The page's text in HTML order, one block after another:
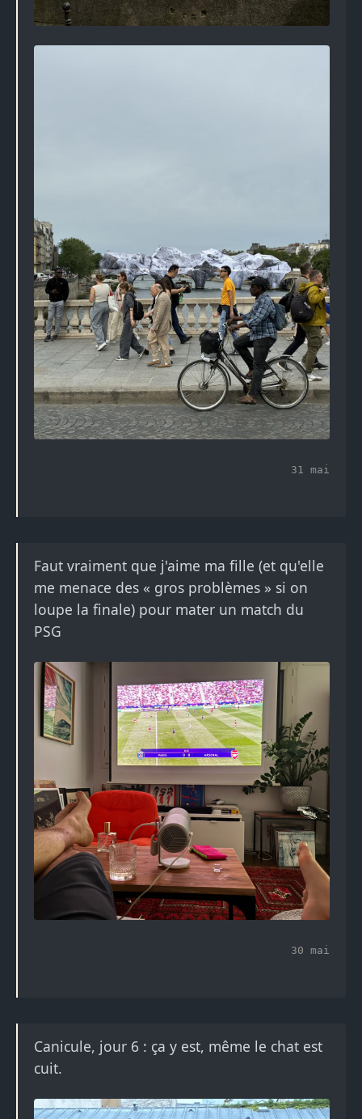
31 mai
Faut vraiment que j'aime ma fille (et qu'elle
me menace des « gros problèmes » si on
loupe la finale) pour mater un match du
PSG
30 mai
Canicule, jour 6 : ça y est, même le chat est
cuit.